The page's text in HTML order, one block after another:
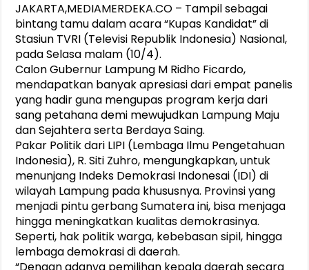
JAKARTA,MEDIAMERDEKA.CO – Tampil sebagai
bintang tamu dalam acara “Kupas Kandidat” di
Stasiun TVRI (Televisi Republik Indonesia) Nasional,
pada Selasa malam (10/4).
Calon Gubernur Lampung M Ridho Ficardo,
mendapatkan banyak apresiasi dari empat panelis
yang hadir guna mengupas program kerja dari
sang petahana demi mewujudkan Lampung Maju
dan Sejahtera serta Berdaya Saing.
Pakar Politik dari LIPI (Lembaga Ilmu Pengetahuan
Indonesia), R. Siti Zuhro, mengungkapkan, untuk
menunjang Indeks Demokrasi Indonesai (IDI) di
wilayah Lampung pada khususnya. Provinsi yang
menjadi pintu gerbang Sumatera ini, bisa menjaga
hingga meningkatkan kualitas demokrasinya.
Seperti, hak politik warga, kebebasan sipil, hingga
lembaga demokrasi di daerah.